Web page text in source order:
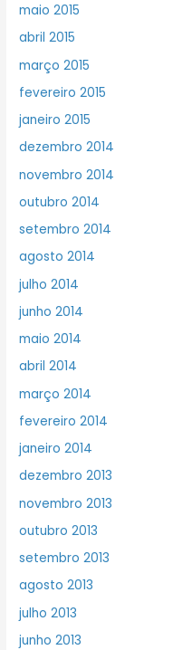
maio 2015
abril 2015
março 2015
fevereiro 2015
janeiro 2015
dezembro 2014
novembro 2014
outubro 2014
setembro 2014
agosto 2014
julho 2014
junho 2014
maio 2014
abril 2014
março 2014
fevereiro 2014
janeiro 2014
dezembro 2013
novembro 2013
outubro 2013
setembro 2013
agosto 2013
julho 2013
junho 2013